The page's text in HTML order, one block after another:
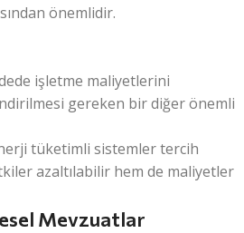
önemlidir.
işletme maliyetlerini
gereken bir diğer önemli
tüketimli sistemler tercih
azaltılabilir hem de maliyetler
Mevzuatlar